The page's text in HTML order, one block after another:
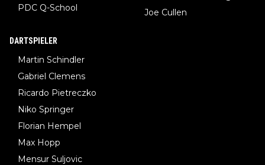
PDC Q-School
Joe Cullen
DARTSPIELER
Martin Schindler
Gabriel Clemens
Ricardo Pietreczko
Niko Springer
Florian Hempel
Max Hopp
Mensur Suljovic